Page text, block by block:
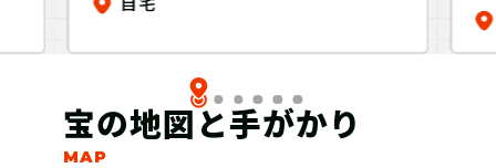
宝の地図と手がかり